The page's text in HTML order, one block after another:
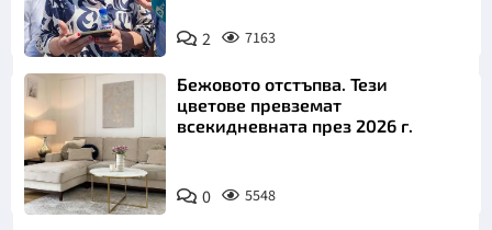
Снимка: БТА 2 7163
Бежовото отстъпва. Тези
цветове превземат
всекидневната през 2026 г.
0 5548